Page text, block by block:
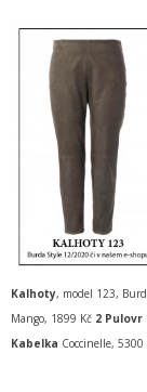
Kalhoty, model 123,
Mango, 1899 Kč 2 Pulovr
Kabelka Coccinelle, 5300